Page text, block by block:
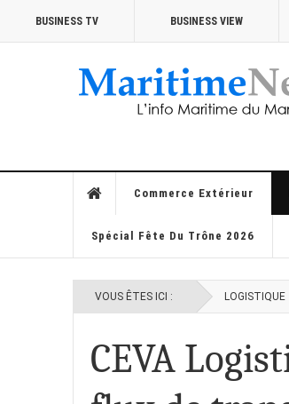
BUSINESS TV BUSINESS VIEW
Commerce Extérieur
Spécial Fête Du Trône 2026
VOUS ÊTES ICI : LOGISTIQUE
CEVA